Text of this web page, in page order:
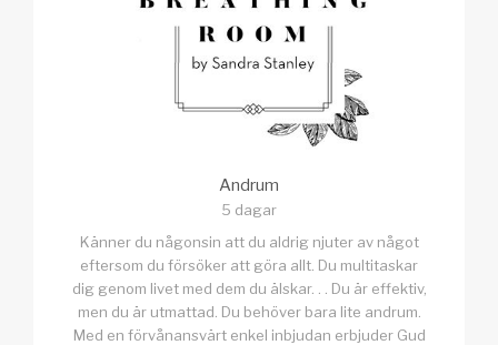
Andrum
5 dagar
Känner du någonsin att du aldrig njuter av något
eftersom du försöker att göra allt. Du multitaskar
dig genom livet med dem du älskar. . . Du är effektiv,
men du är utmattad. Du behöver bara lite andrum.
Med en förvånansvärt enkel inbjudan erbjuder Gud